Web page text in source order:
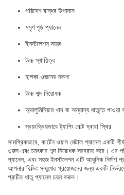
পরিবেশ বান্ধব উপাদান
মসৃণ পৃষ্ঠ প্যানেল
ইনস্টলেশন সহজ
উচ্চ স্থায়িত্ব
হালকা ওজনের নকশা
উচ্চ শব্দ নিরোধক
অ্যালুমিনিয়াম খাদ বা অন্যান্য ধাতুতে পাওয়া
স্বয়ংক্রিয়ভাবে ট্যাপিং বোল্ট দ্বারা স্থির
সামগ্রিকভাবে, কার্টেন ওয়াল মেটাল প্যানেল একটি
ওজন এবং চমৎকার শব্দ নিরোধক সরবরাহ করে। এর
প্যানেল, এবং সহজ ইনস্টলেশন এটি আধুনিক নির্মাণ
আপনার বিল্ডিং সম্মুখের প্রয়োজনের জন্য একটি
প্রাচীর ধাতু প্যানেল চয়ন করুন।